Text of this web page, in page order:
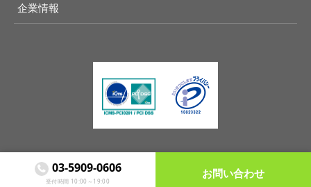
 03-5909-0606
受付時間 10:00～19:00
お問い合わせ
企業情報
Copyright (C) Another lane, Inc. All Rights Reserved